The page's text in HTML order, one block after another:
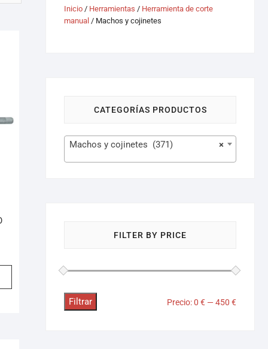
Inicio / Herramientas / Herramienta de corte
manual / Machos y cojinetes
CATEGORÍAS PRODUCTOS
×
Machos y cojinetes (371)
FILTER BY PRICE
Filtrar Precio:0 € —450 €